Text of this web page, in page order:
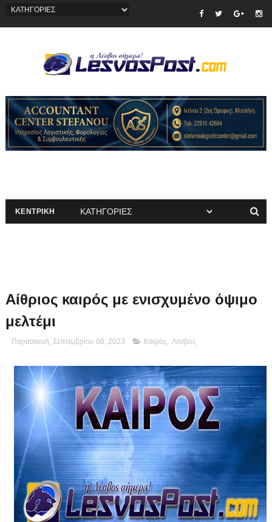
ΚΕΝΤΡΙΚΗ
Αίθριος καιρός με ενισχυμένο όψιμο
μελτέμι
Παρασκευή, Σεπτεμβρίου 08, 2023 Καιρός Λεσβος